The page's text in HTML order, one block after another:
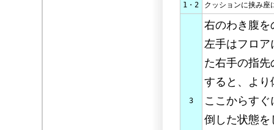
1・2 クッションに挟み座
3
右のわき腹を
左手はフロア
た右手の指
すると、より
ここからす
倒した状態を